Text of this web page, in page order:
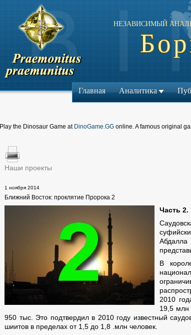
НЕЗАВИСИМЫЙ
Главная Аналитика
Play the Dinosaur Game at DinoGame.GG online. A famous original
Наши проекты
1 ноября 2014
Ближний Восток: проклятие Пророка 2
Часть
В
2010
19,5 млн
950 тыс. Это подтвердил в 2010 году известный
шиитов в пределах от 1,5 до 1,8 .млн человек.